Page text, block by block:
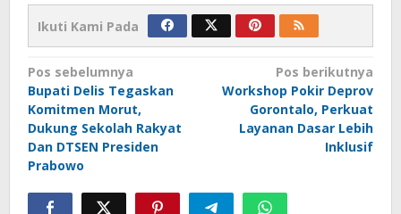
Ikuti Kami Pada
Navigasi
pos
Pos sebelumnya
Bupati Delis Tegaskan
Komitmen Morut,
Dukung Sekolah Rakyat
Dan DTSEN Presiden
Prabowo
Pos berikutnya
Workshop Pokir Deprov
Gorontalo, Perkuat
Layanan Dasar Lebih
Inklusif